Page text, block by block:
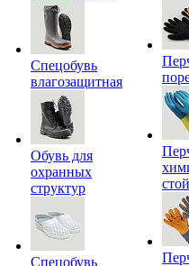
Спецобувь
влагозащитная
Обувь для
охранных
структур
Спецобувь